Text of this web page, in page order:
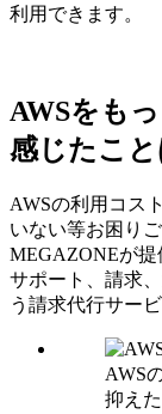
利用できます。
AWSをも
感じたこ
AWSの利用コス
いない等お困り
MEGAZONEが
サポート、請求
う請求代行サー
AWS
抑え